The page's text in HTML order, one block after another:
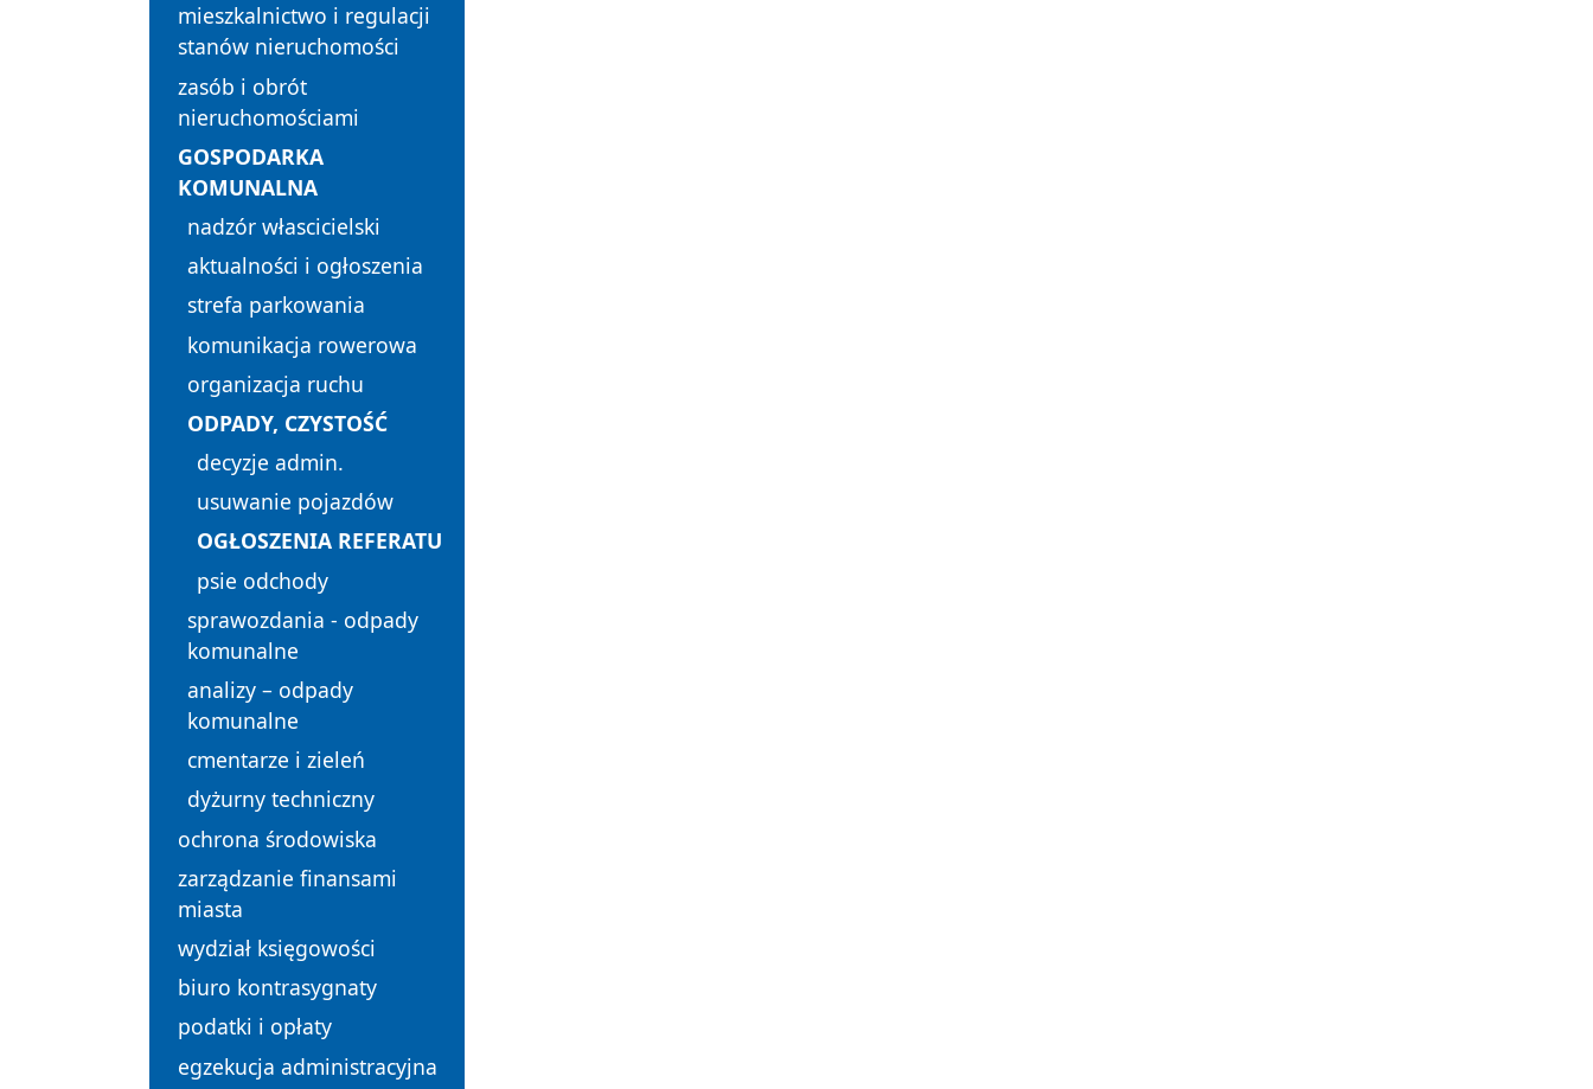
mieszkalnictwo i regulacji
stanów nieruchomości
zasób i obrót
nieruchomościami
GOSPODARKA
KOMUNALNA
nadzór włascicielski
aktualności i ogłoszenia
strefa parkowania
komunikacja rowerowa
organizacja ruchu
ODPADY, CZYSTOŚĆ
decyzje admin.
usuwanie pojazdów
OGŁOSZENIA REFERATU
psie odchody
sprawozdania - odpady
komunalne
analizy – odpady
komunalne
cmentarze i zieleń
dyżurny techniczny
ochrona środowiska
zarządzanie finansami
miasta
wydział księgowości
biuro kontrasygnaty
podatki i opłaty
egzekucja administracyjna